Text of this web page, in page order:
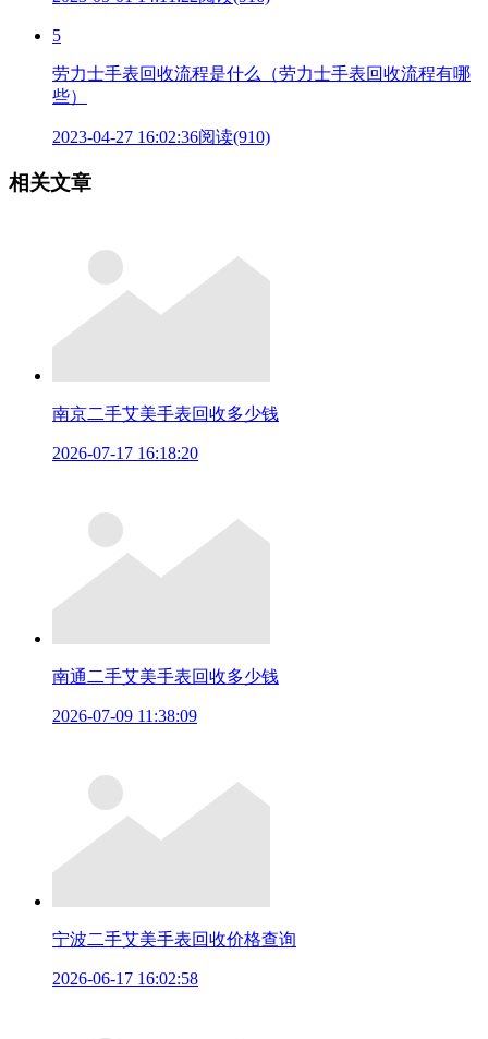
5
劳力士手表回收流程是什么（劳力士手表回收流程有哪
些）
2023-04-27 16:02:36阅读(910)
相关文章
南京二手艾美手表回收多少钱
2026-07-17 16:18:20
南通二手艾美手表回收多少钱
2026-07-09 11:38:09
宁波二手艾美手表回收价格查询
2026-06-17 16:02:58